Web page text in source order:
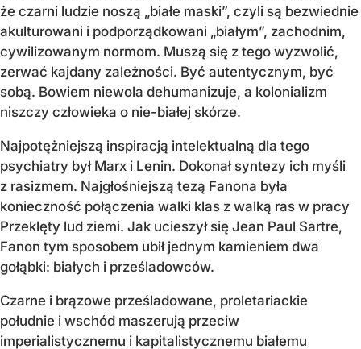
że czarni ludzie noszą „białe maski”, czyli są bezwiednie
akulturowani i podporządkowani „białym”, zachodnim,
cywilizowanym normom. Muszą się z tego wyzwolić,
zerwać kajdany zależności. Być autentycznym, być
sobą. Bowiem niewola dehumanizuje, a kolonializm
niszczy człowieka o nie-białej skórze.
Najpotężniejszą inspiracją intelektualną dla tego
psychiatry był Marx i Lenin. Dokonał syntezy ich myśli
z rasizmem. Najgłośniejszą tezą Fanona była
konieczność połączenia walki klas z walką ras w pracy
Przeklęty lud ziemi. Jak ucieszył się Jean Paul Sartre,
Fanon tym sposobem ubił jednym kamieniem dwa
gołąbki: białych i prześladowców.
Czarne i brązowe prześladowane, proletariackie
południe i wschód maszerują przeciw
imperialistycznemu i kapitalistycznemu białemu